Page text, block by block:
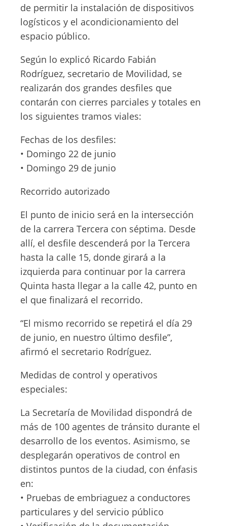
de permitir la instalación de dispositivos
logísticos y el acondicionamiento del
espacio público.
Según lo explicó Ricardo Fabián
Rodríguez, secretario de Movilidad, se
realizarán dos grandes desfiles que
contarán con cierres parciales y totales en
los siguientes tramos viales:
Fechas de los desfiles:
• Domingo 22 de junio
• Domingo 29 de junio
Recorrido autorizado
El punto de inicio será en la intersección
de la carrera Tercera con séptima. Desde
allí, el desfile descenderá por la Tercera
hasta la calle 15, donde girará a la
izquierda para continuar por la carrera
Quinta hasta llegar a la calle 42, punto en
el que finalizará el recorrido.
“El mismo recorrido se repetirá el día 29
de junio, en nuestro último desfile”,
afirmó el secretario Rodríguez.
Medidas de control y operativos
especiales:
La Secretaría de Movilidad dispondrá de
más de 100 agentes de tránsito durante el
desarrollo de los eventos. Asimismo, se
desplegarán operativos de control en
distintos puntos de la ciudad, con énfasis
en:
• Pruebas de embriaguez a conductores
particulares y del servicio público